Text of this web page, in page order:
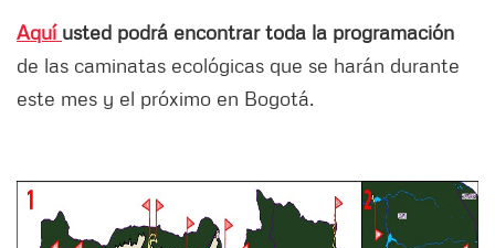
Aquí usted podrá encontrar toda la programación
de las caminatas ecológicas que se harán durante
este mes y el próximo en Bogotá.